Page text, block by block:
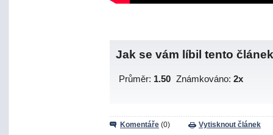
Jak se vám líbil tento
Průměr: 1.50 Známkováno: 2x
Komentáře (0) Vytisknout článek